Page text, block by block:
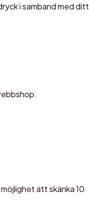
i samband med ditt
att skänka 10